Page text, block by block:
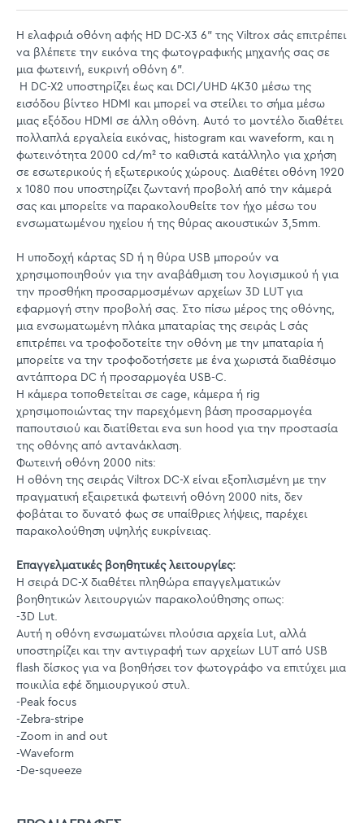
Η ελαφριά οθόνη αφής HD DC-X3 6" της Viltrox σάς επιτρέπει
να βλέπετε την εικόνα της φωτογραφικής μηχανής σας σε
μια φωτεινή, ευκρινή οθόνη 6".
Η DC-X2 υποστηρίζει έως και DCI/UHD 4K30 μέσω της
εισόδου βίντεο HDMI και μπορεί να στείλει το σήμα μέσω
μιας εξόδου HDMI σε άλλη οθόνη. Αυτό το μοντέλο διαθέτει
πολλαπλά εργαλεία εικόνας, histogram και waveform, και η
φωτεινότητα 2000 cd/m² το καθιστά κατάλληλο για χρήση
σε εσωτερικούς ή εξωτερικούς χώρους. Διαθέτει οθόνη 1920
x 1080 που υποστηρίζει ζωντανή προβολή από την κάμερά
σας και μπορείτε να παρακολουθείτε τον ήχο μέσω του
ενσωματωμένου ηχείου ή της θύρας ακουστικών 3,5mm.
Η υποδοχή κάρτας SD ή η θύρα USB μπορούν να
χρησιμοποιηθούν για την αναβάθμιση του λογισμικού ή για
την προσθήκη προσαρμοσμένων αρχείων 3D LUT για
εφαρμογή στην προβολή σας. Στο πίσω μέρος της οθόνης,
μια ενσωματωμένη πλάκα μπαταρίας της σειράς L σάς
επιτρέπει να τροφοδοτείτε την οθόνη με την μπαταρία ή
μπορείτε να την τροφοδοτήσετε με ένα χωριστά διαθέσιμο
αντάπτορα DC ή προσαρμογέα USB-C.
Η κάμερα τοποθετείται σε cage, κάμερα ή rig
χρησιμοποιώντας την παρεχόμενη βάση προσαρμογέα
παπουτσιού και διατίθεται ενα sun hood για την προστασία
της οθόνης από αντανάκλαση.
Φωτεινή οθόνη 2000 nits:
Η οθόνη της σειράς Viltrox DC-X είναι εξοπλισμένη με την
πραγματική εξαιρετικά φωτεινή οθόνη 2000 nits, δεν
φοβάται το δυνατό φως σε υπαίθριες λήψεις, παρέχει
παρακολούθηση υψηλής ευκρίνειας.
Επαγγελματικές βοηθητικές λειτουργίες:
Η σειρά DC-X διαθέτει πληθώρα επαγγελματικών
βοηθητικών λειτουργιών παρακολούθησης οπως:
-3D Lut.
Αυτή η οθόνη ενσωματώνει πλούσια αρχεία Lut, αλλά
υποστηρίζει και την αντιγραφή των αρχείων LUT από USB
flash δίσκος για να βοηθήσει τον φωτογράφο να επιτύχει μια
ποικιλία εφέ δημιουργικού στυλ.
-Peak focus
-Zebra-stripe
-Zoom in and out
-Waveform
-De-squeeze